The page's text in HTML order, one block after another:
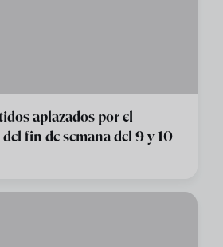
aplazados por el
fin de semana del 9 y 10